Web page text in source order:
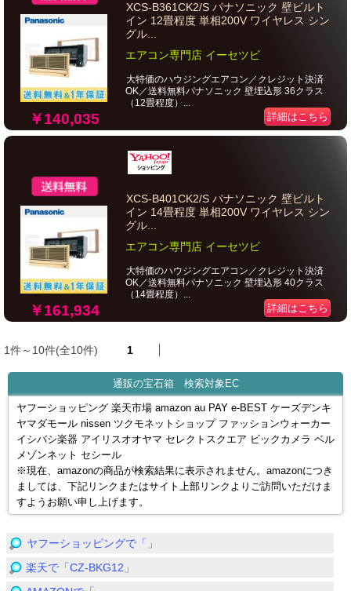
￥140,035
XCS-B361CK2/S パナソニック 壁ビルト
イン 12畳程度 単相200V ワイヤレス シン
グル...
エアコン専門店 イーセツビ
大特価のハウジングエアコン／クレジット決済
OK／送料無料パナソニック 壁埋込形 36クラス
（12畳程度）...
詳細はこちら
￥161,934
XCS-B401CK2/S パナソニック 壁ビルト
イン 14畳程度 単相200V ワイヤレス シン
グル...
エアコン専門店 イーセツビ
大特価のハウジングエアコン／クレジット決済
OK／送料無料パナソニック 壁埋込形 40クラス
（14畳程度）...
詳細はこちら
1件～10件(全10件) 1
通販の宝石箱 検索対象EC
ヤフーショッピング 楽天市場 amazon au PAY e-BEST ケーズデンキ
ヤマダモール nissen ツクモネットショップ ファッションウォーカー
イシバシ楽器 アイリスオオヤマ セレクトスクエア ビックカメラ ベル
メゾンネット セシール
※現在、amazonの商品が検索結果に表示されません。amazonにつき
ましては、下記リンクまたはサイト上部リンクよりご訪問いただけま
すようお願い申し上げます。
ヤフーショッピングで「」
楽天で「CZ-BKG12」